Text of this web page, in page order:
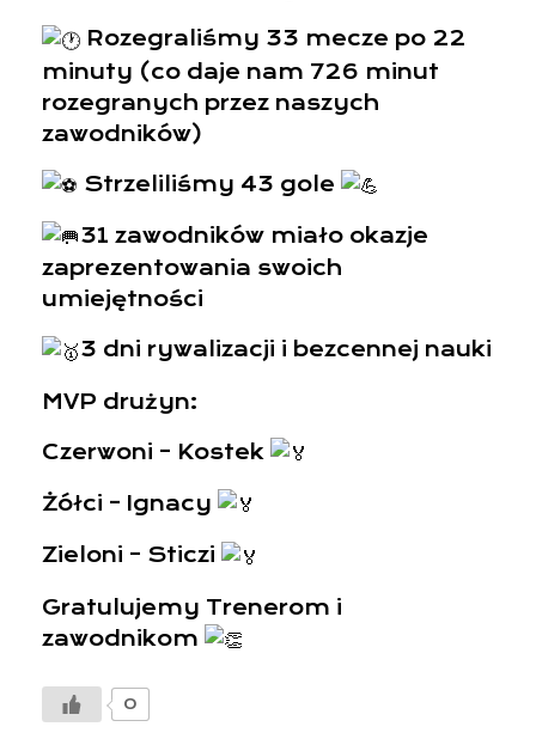
Rozegraliśmy 33 mecze po 22
minuty (co daje nam 726 minut
rozegranych przez naszych
zawodników)
Strzeliliśmy 43 gole
31 zawodników miało okazje
zaprezentowania swoich
umiejętności
3 dni rywalizacji i bezcennej nauki
MVP drużyn:
Czerwoni – Kostek
Żółci – Ignacy
Zieloni – Sticzi
Gratulujemy Trenerom i
zawodnikom
0